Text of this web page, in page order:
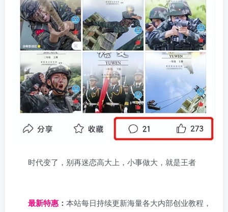
时代变了，别再迷恋高大上，小事做大，就是王者
最新特惠 ： 本站每日持续更新海量各大内部创业教程，